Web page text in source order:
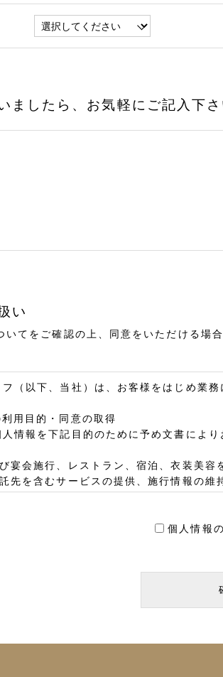
ましたら、お気軽にご記入下さ
い
いてをご確認の上、同意をいただける場
（以下、当社）は、お客様をはじめ業
用目的・同意の取得
情報を下記目的のために予め文書によ
会施行、レストラン、宿泊、衣装美容
を含むサービスの提供、施行情報の維
内・ﾒﾝﾊﾞー案内等のフォローアップサ
健康医療等）については、法令等に基づ
個人情報